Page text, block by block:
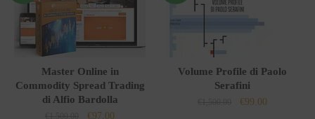
Master Online in
Commodity Spread Trading
di Alfio Bardolla
Il
€97.00
Volume Profile di Paolo
Serafini
Il
€99.00